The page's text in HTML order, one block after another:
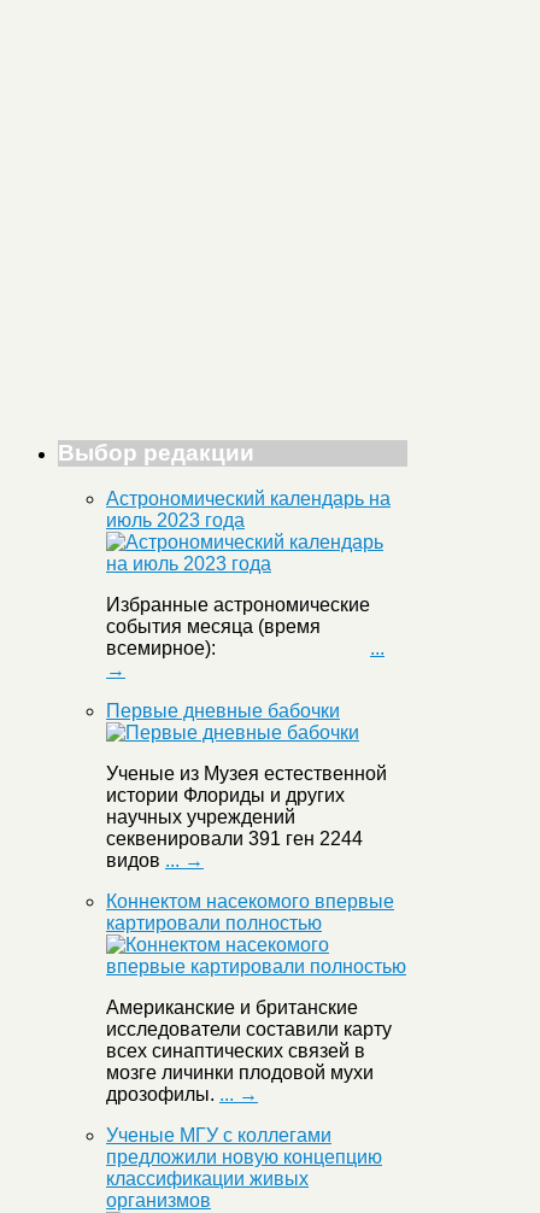
Выбор редакции
Астрономический календарь на
июль 2023 года
Избранные астрономические
события месяца (время
всемирное): ...
→
Первые дневные бабочки
Ученые из Музея естественной
истории Флориды и других
научных учреждений
секвенировали 391 ген 2244
видов ... →
Коннектом насекомого впервые
картировали полностью
Американские и британские
исследователи составили карту
всех синаптических связей в
мозге личинки плодовой мухи
дрозофилы. ... →
Ученые МГУ с коллегами
предложили новую концепцию
классификации живых
организмов